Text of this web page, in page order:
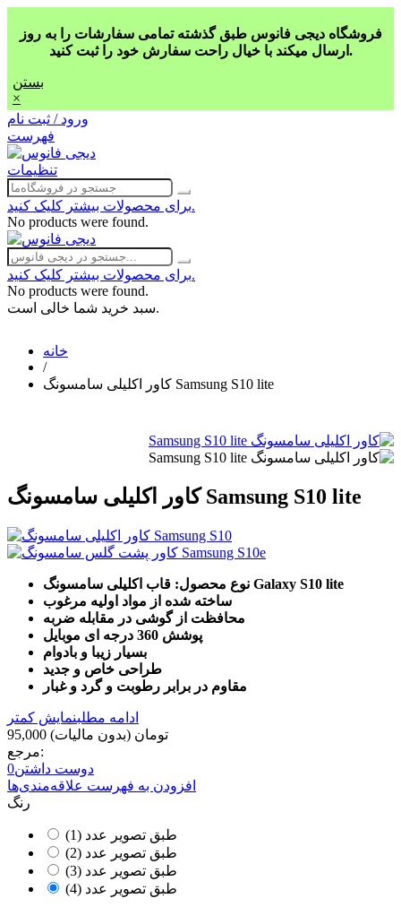
فروشگاه دیجی فانوس طبق گذشته تمامی سفارشات را به روز
ارسال میکند با خیال راحت سفارش خود را ثبت کنید.
بستن
×
ورود / ثبت نام
فهرست
تنظیمات
برای محصولات بیشتر کلیک کنید.
No products were found.
برای محصولات بیشتر کلیک کنید.
No products were found.
سبد خرید شما خالی است.
خانه
/
کاور اکلیلی سامسونگ Samsung S10 lite
کاور اکلیلی سامسونگ Samsung S10 lite
نوع محصول: قاب اکلیلی سامسونگ Galaxy S10 lite
ساخته شده از مواد اولیه مرغوب
محافظت از گوشی در مقابله ضربه
پوشش 360 درجه ای موبایل
بسیار زیبا و بادوام
طراحی خاص و جدید
مقاوم در برابر رطوبت و گرد و غبار
ادامه مطلبنمایش کمتر
95,000 تومان (بدون مالیات)
مرجع:
دوست داشتن0
افزودن به فهرست علاقه‌مندی‌ها
رنگ
طبق تصویر عدد (1)
طبق تصویر عدد (2)
طبق تصویر عدد (3)
طبق تصویر عدد (4)